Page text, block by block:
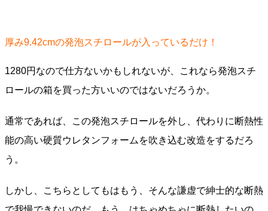
厚み9.42cmの発泡スチロールが入っているだけ！
1280円なので仕方ないかもしれないが、これなら発泡スチ
ロールの箱を買った方いいのではないだろうか。
通常であれば、この発泡スチロールを外し、代わりに断熱性
能の高い硬質ウレタンフォームを吹き込む改造をするだろ
う。
しかし、こちらとしてもはもう、そんな謙虚で紳士的な断熱